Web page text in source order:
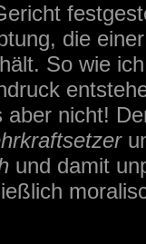
die
So wie
nicht!
und damit